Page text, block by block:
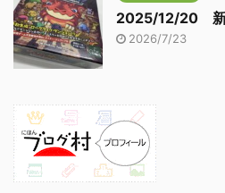
2025/12/20 新
2026/7/23